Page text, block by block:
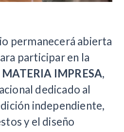
permanecerá abierta
participar en la
MATERIA IMPRESA,
dedicado al
independiente,
y el diseño